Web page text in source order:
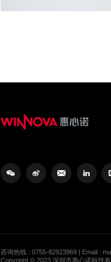
咨询热线 : 0755-82923969 | Email :
Copyright © 2023 深圳市惠心诺科技